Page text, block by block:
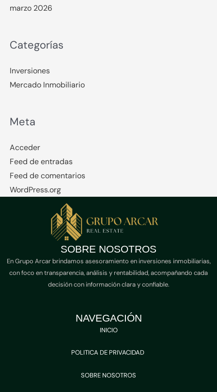
marzo 2026
Categorías
Inversiones
Mercado Inmobiliario
Meta
Acceder
Feed de entradas
Feed de comentarios
WordPress.org
SOBRE NOSOTROS
En Grupo Arcar brindamos asesoramiento en inversiones inmobiliarias,
con foco en transparencia, análisis y rentabilidad, acompañando cada
decisión con información clara y confiable.
NAVEGACIÓN
INICIO
POLITICA DE PRIVACIDAD
SOBRE NOSOTROS